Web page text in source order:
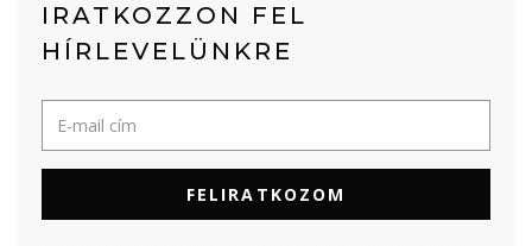
IRATKOZZON FEL
HÍRLEVELÜNKRE
FELIRATKOZOM